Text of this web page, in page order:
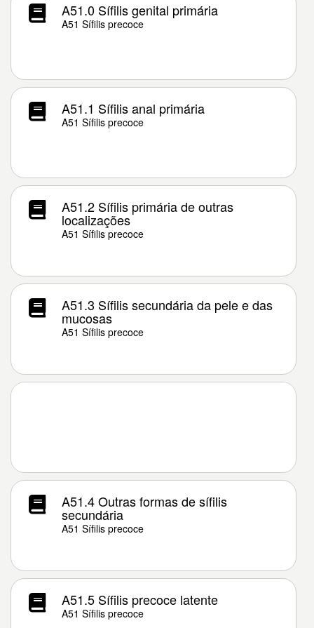
A51.0 Sífilis genital primária
A51 Sífilis precoce
A51.1 Sífilis anal primária
A51 Sífilis precoce
A51.2 Sífilis primária de outras
localizações
A51 Sífilis precoce
A51.3 Sífilis secundária da pele e das
mucosas
A51 Sífilis precoce
A51.4 Outras formas de sífilis
secundária
A51 Sífilis precoce
A51.5 Sífilis precoce latente
A51 Sífilis precoce